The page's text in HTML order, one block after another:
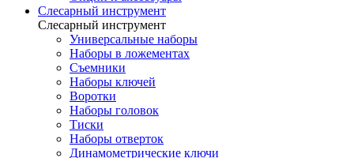
Слесарный инструмент
Слесарный инструмент
Универсальные наборы
Наборы в ложементах
Съемники
Наборы ключей
Воротки
Наборы головок
Тиски
Наборы отверток
Динамометрические ключи